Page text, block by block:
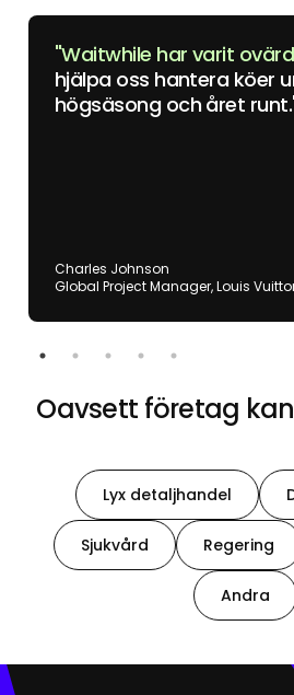
"Waitwhile har varit
hjälpa oss hantera köer
högsäsong och året
Charles Johnson
Global Project Manager, Louis
Oavsett företag
Lyx detaljhandel
Sjukvård Regering
Andra